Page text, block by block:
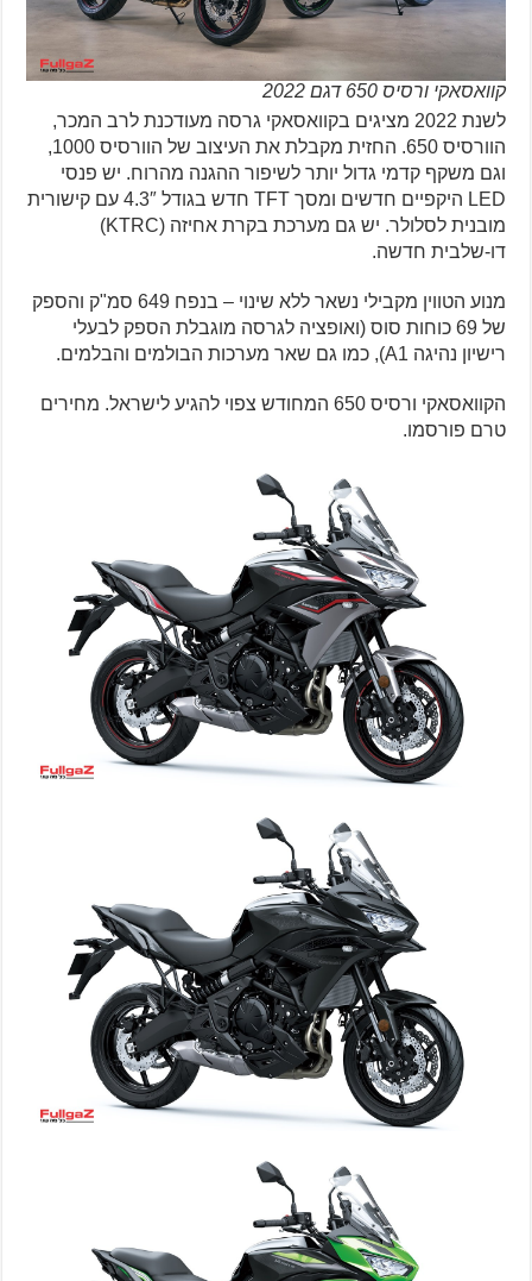
קוואסאקי ורסיס 650 דגם 2022
לשנת 2022 מציגים בקוואסאקי גרסה מעודכנת לרב המכר,
הוורסיס 650. החזית מקבלת את העיצוב של הוורסיס 1000,
וגם משקף קדמי גדול יותר לשיפור ההגנה מהרוח. יש פנסי
LED היקפיים חדשים ומסך TFT חדש בגודל 4.3″ עם קישורית
מובנית לסלולר. יש גם מערכת בקרת אחיזה (KTRC)
דו-שלבית חדשה.
מנוע הטווין מקבילי נשאר ללא שינוי – בנפח 649 סמ"ק והספק
של 69 כוחות סוס (ואופציה לגרסה מוגבלת הספק לבעלי
רישיון נהיגה A1), כמו גם שאר מערכות הבולמים והבלמים.
הקוואסאקי ורסיס 650 המחודש צפוי להגיע לישראל. מחירים
טרם פורסמו.